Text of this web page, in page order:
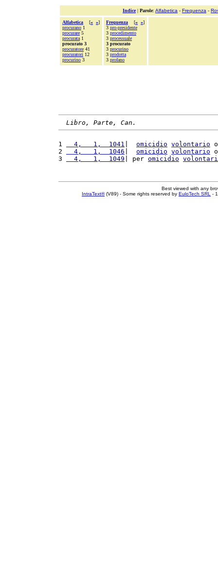
Indice| Parole: Alfabetica - Frequenza -
Alfabetica [« »]
procurano 1
procurare 5
procurata 1
procurato 3
procuratore 41
procuratori 12
procurino 3
Frequenza [« »]
3 pro-presidente
3 procedimento
3 processuale
3 procurato
3 procurino
3 prodotta
3 profano
Libro, Parte, Can.
1
  4,   1,  1041
omicidio volontario
2
  4,   1,  1046
omicidio volontario
3
  4,   1,  1049
| per omicidio
Best viewed with any
IntraText®(V89) - Some rights reserved by EuloTech SRL -